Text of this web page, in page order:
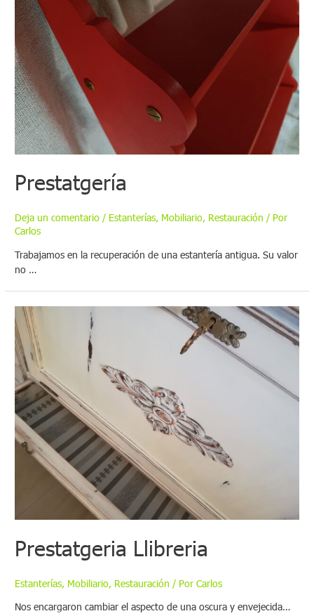
Prestatgería
Deja un comentario / Estanterías, Mobiliario, Restauración / Por
Carlos
Trabajamos en la recuperación de una estantería antigua. Su valor
no …
Prestatgeria Llibreria
Estanterías, Mobiliario, Restauración / PorCarlos
Nos encargaron cambiar el aspecto de una oscura y envejecida…